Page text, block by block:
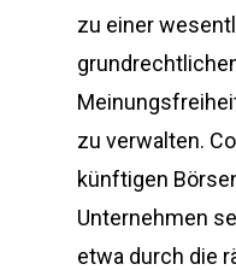
zu einer
zu verwalten.
künftigen
Unternehmen
etwa durch die